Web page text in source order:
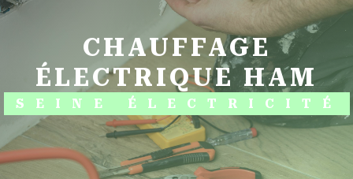
CHAUFFAGE
ÉLECTRIQUE HAM
SEINE ÉLECTRICITÉ